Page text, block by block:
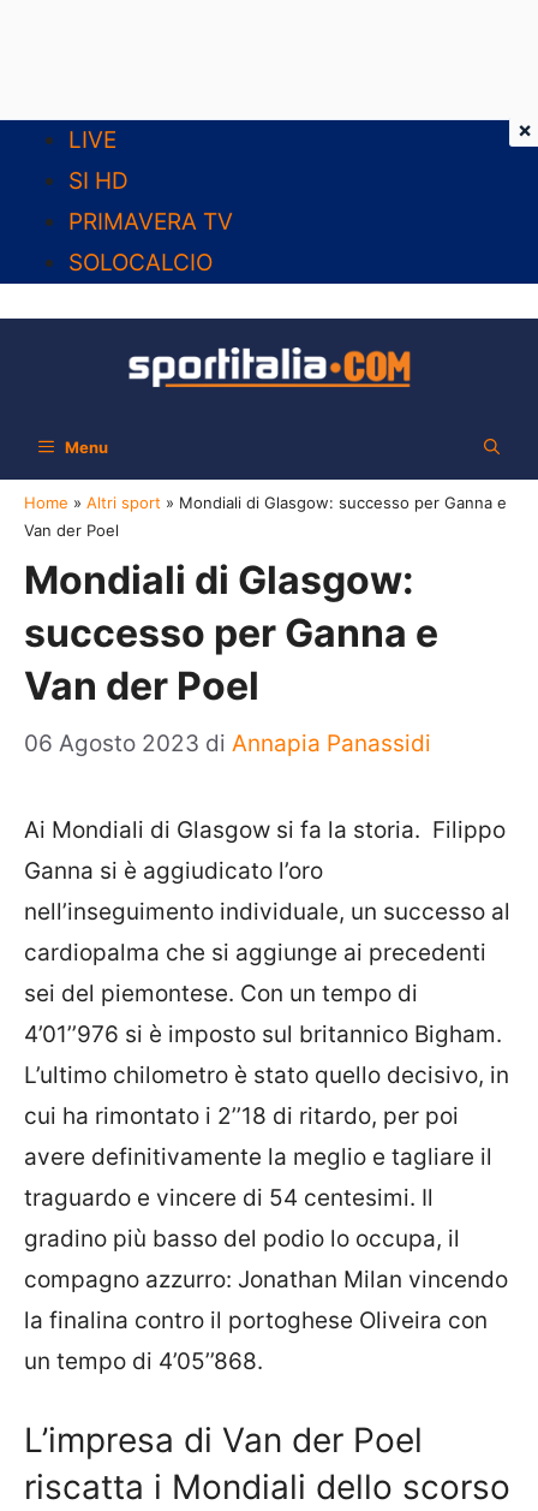
contenuto
LIVE
SI HD
PRIMAVERA TV
SOLOCALCIO
Menu
Home » Altri sport » Mondiali di Glasgow: successo per Ganna e
Van der Poel
Mondiali di Glasgow:
successo per Ganna e
Van der Poel
06 Agosto 2023 di Annapia Panassidi
Ai Mondiali di Glasgow si fa la storia. Filippo
Ganna si è aggiudicato l’oro
nell’inseguimento individuale, un successo al
cardiopalma che si aggiunge ai precedenti
sei del piemontese. Con un tempo di
4’01’’976 si è imposto sul britannico Bigham.
L’ultimo chilometro è stato quello decisivo, in
cui ha rimontato i 2’’18 di ritardo, per poi
avere definitivamente la meglio e tagliare il
traguardo e vincere di 54 centesimi. Il
gradino più basso del podio lo occupa, il
compagno azzurro: Jonathan Milan vincendo
la finalina contro il portoghese Oliveira con
un tempo di 4’05’’868.
L’impresa di Van der Poel
riscatta i Mondiali dello scorso
×